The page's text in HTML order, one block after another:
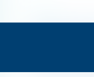
2025:
IA e